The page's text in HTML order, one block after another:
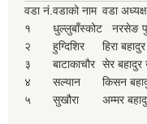
वडा नं.वडाको नाम वडा
१
धुल्लुबाँस्कोट नरसेङ
२
हुग्दिशिर हिरा बहादुर
३
बाटाकाचौर सेर बहादुर
४
सल्यान किसन
५
सुखौरा अम्मर